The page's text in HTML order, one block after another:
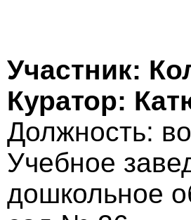
Участник:
Куратор:
Должность:
Учебное
дошкольное